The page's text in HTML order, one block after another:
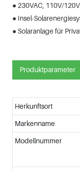
● 230VAC, 110V/
● Insel-
● Solaranlage für
Produktparameter
Herkunftsort
Markenname
Modellnummer